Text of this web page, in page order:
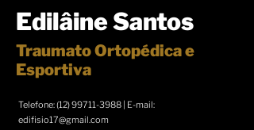
Edilâine Santos
Traumato Ortopédica e
Esportiva
Telefone:(12) 99711-3988 | E-mail:
edifisio17@gmail.com